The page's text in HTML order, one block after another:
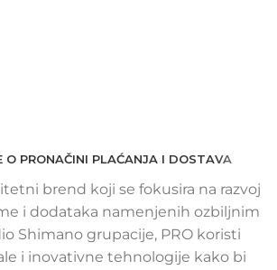
O PRONAČINI PLAĆANJA I DOSTAVA
brend koji se fokusira na razvoj
i dodataka namenjenih ozbiljnim
Shimano grupacije, PRO koristi
i inovativne tehnologije kako bi